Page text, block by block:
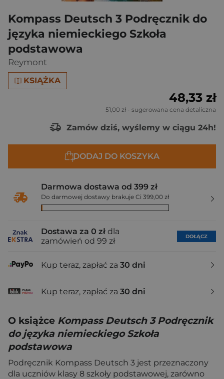
Kompass Deutsch 3 Podręcznik do
języka niemieckiego Szkoła
podstawowa
Reymont
KSIĄŻKA
48,33 zł
51,00 zł - sugerowana cena detaliczna
Zamów dziś, wyślemy w ciągu 24h!
DODAJ DO KOSZYKA
Darmowa dostawa od 399 zł
Do darmowej dostawy brakuje Ci 399,00 zł
Dostawa za 0 zł dla
zamówień od 99 zł
DOŁĄCZ
Kup teraz, zapłać za 30 dni
Kup teraz, zapłać za 30 dni
O książce Kompass Deutsch 3 Podręcznik
do języka niemieckiego Szkoła
podstawowa
Podręcznik Kompass Deutsch 3 jest przeznaczony
dla uczniów klasy 8 szkoły podstawowej, zarówno